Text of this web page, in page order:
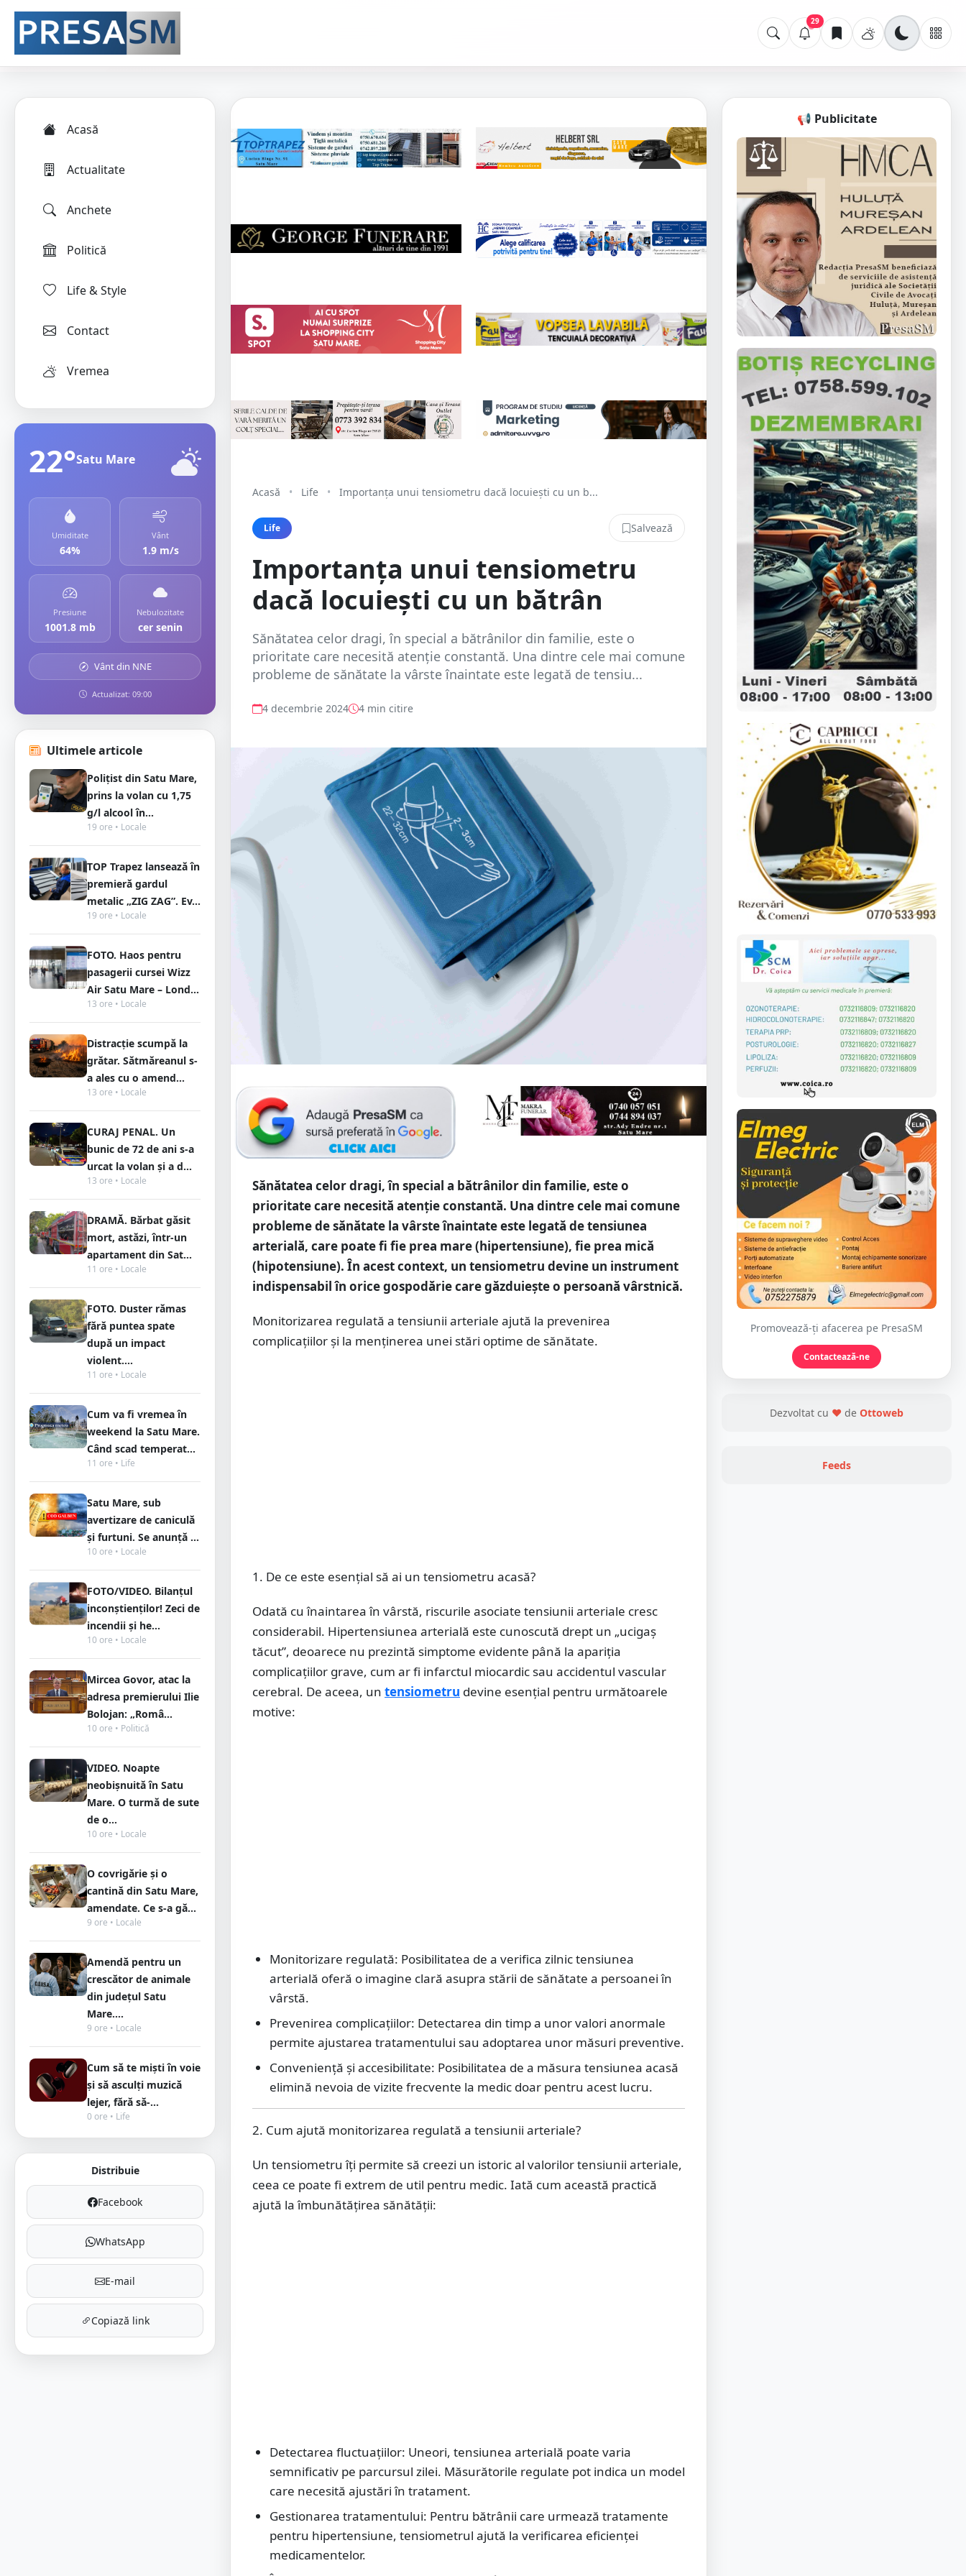
29
Acasă
Actualitate
Anchete
Politică
Life & Style
Contact
Vremea
22°Satu Mare
Umiditate
64%
Vânt
1.9 m/s
Presiune
1001.8 mb
Nebulozitate
cer senin
Vânt din NNE
Actualizat: 09:00
Ultimele articole
Polițist din Satu Mare,
prins la volan cu 1,75
g/l alcool în...
19 ore • Locale
TOP Trapez lansează în
premieră gardul
metalic „ZIG ZAG”. Ev...
19 ore • Locale
FOTO. Haos pentru
pasagerii cursei Wizz
Air Satu Mare – Lond...
13 ore • Locale
Distracție scumpă la
grătar. Sătmăreanul s-
a ales cu o amend...
13 ore • Locale
CURAJ PENAL. Un
bunic de 72 de ani s-a
urcat la volan și a d...
13 ore • Locale
DRAMĂ. Bărbat găsit
mort, astăzi, într-un
apartament din Sat...
11 ore • Locale
FOTO. Duster rămas
fără puntea spate
după un impact
violent....
11 ore • Locale
Cum va fi vremea în
weekend la Satu Mare.
Când scad temperat...
11 ore • Life
Satu Mare, sub
avertizare de caniculă
și furtuni. Se anunță ...
10 ore • Locale
FOTO/VIDEO. Bilanțul
inconștienților! Zeci de
incendii și he...
10 ore • Locale
Mircea Govor, atac la
adresa premierului Ilie
Bolojan: „Româ...
10 ore • Politică
VIDEO. Noapte
neobișnuită în Satu
Mare. O turmă de sute
de o...
10 ore • Locale
O covrigărie și o
cantină din Satu Mare,
amendate. Ce s-a gă...
9 ore • Locale
Amendă pentru un
crescător de animale
din județul Satu
Mare....
9 ore • Locale
Cum să te miști în voie
și să asculți muzică
lejer, fără să-...
0 ore • Life
Distribuie
Facebook
WhatsApp
E-mail
Copiază link
Acasă • Life • Importanța unui tensiometru dacă locuiești cu un b...
Life Salvează
Importanța unui tensiometru
dacă locuiești cu un bătrân
Sănătatea celor dragi, în special a bătrânilor din familie, este o
prioritate care necesită atenție constantă. Una dintre cele mai comune
probleme de sănătate la vârste înaintate este legată de tensiu...
4 decembrie 2024 4 min citire
Sănătatea celor dragi, în special a bătrânilor din familie, este o
prioritate care necesită atenție constantă. Una dintre cele mai comune
probleme de sănătate la vârste înaintate este legată de tensiunea
arterială, care poate fi fie prea mare (hipertensiune), fie prea mică
(hipotensiune). În acest context, un tensiometru devine un instrument
indispensabil în orice gospodărie care găzduiește o persoană vârstnică.
Monitorizarea regulată a tensiunii arteriale ajută la prevenirea
complicațiilor și la menținerea unei stări optime de sănătate.
1. De ce este esențial să ai un tensiometru acasă?
Odată cu înaintarea în vârstă, riscurile asociate tensiunii arteriale cresc
considerabil. Hipertensiunea arterială este cunoscută drept un „ucigaș
tăcut”, deoarece nu prezintă simptome evidente până la apariția
complicațiilor grave, cum ar fi infarctul miocardic sau accidentul vascular
cerebral. De aceea, un tensiometru devine esențial pentru următoarele
motive:
Monitorizare regulată: Posibilitatea de a verifica zilnic tensiunea
arterială oferă o imagine clară asupra stării de sănătate a persoanei în
vârstă.
Prevenirea complicațiilor: Detectarea din timp a unor valori anormale
permite ajustarea tratamentului sau adoptarea unor măsuri preventive.
Conveniență și accesibilitate: Posibilitatea de a măsura tensiunea acasă
elimină nevoia de vizite frecvente la medic doar pentru acest lucru.
2. Cum ajută monitorizarea regulată a tensiunii arteriale?
Un tensiometru îți permite să creezi un istoric al valorilor tensiunii arteriale,
ceea ce poate fi extrem de util pentru medic. Iată cum această practică
ajută la îmbunătățirea sănătății:
Detectarea fluctuațiilor: Uneori, tensiunea arterială poate varia
semnificativ pe parcursul zilei. Măsurătorile regulate pot indica un model
care necesită ajustări în tratament.
Gestionarea tratamentului: Pentru bătrânii care urmează tratamente
pentru hipertensiune, tensiometrul ajută la verificarea eficienței
medicamentelor.
📢 Publicitate
Promovează-ți afacerea pe PresaSM
Contactează-ne
Dezvoltat cu ❤ de Ottoweb
Feeds